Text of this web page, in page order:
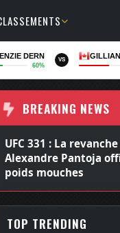
DERN
60%
VS
BREAKING NEWS
UFC 331 : La
Alexandre Pantoja
poids mouches
TOP TRENDING